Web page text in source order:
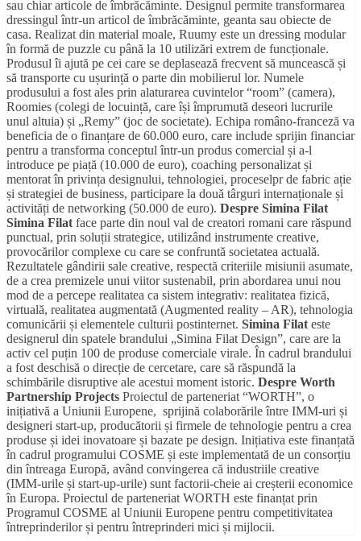
sau chiar articole de îmbrăcăminte. Designul permite transformarea
dressingul într-un articol de îmbrăcăminte, geanta sau obiecte de
casa. Realizat din material moale, Ruumy este un dressing modular
în formă de puzzle cu până la 10 utilizări extrem de funcționale.
Produsul îi ajută pe cei care se deplasează frecvent să muncească și
să transporte cu ușurință o parte din mobilierul lor. Numele
produsului a fost ales prin alaturarea cuvintelor “room” (camera),
Roomies (colegi de locuință, care își împrumută deseori lucrurile
unul altuia) și „Remy” (joc de societate). Echipa româno-franceză va
beneficia de o finanțare de 60.000 euro, care include sprijin financiar
pentru a transforma conceptul într-un produs comercial și a-l
introduce pe piață (10.000 de euro), coaching personalizat și
mentorat în privința designului, tehnologiei, proceselpr de fabric ație
și strategiei de business, participare la două târguri internaționale și
activități de networking (50.000 de euro). Despre Simina Filat
Simina Filat face parte din noul val de creatori romani care răspund
punctual, prin soluții strategice, utilizând instrumente creative,
provocărilor complexe cu care se confruntă societatea actuală.
Rezultatele gândirii sale creative, respectă criteriile misiunii asumate,
de a crea premizele unui viitor sustenabil, prin abordarea unui nou
mod de a percepe realitatea ca sistem integrativ: realitatea fizică,
virtuală, realitatea augmentată (Augmented reality – AR), tehnologia
comunicării și elementele culturii postinternet. Simina Filat este
designerul din spatele brandului „Simina Filat Design”, care are la
activ cel puțin 100 de produse comerciale virale. În cadrul brandului
a fost deschisă o direcție de cercetare, care să răspundă la
schimbările disruptive ale acestui moment istoric. Despre Worth
Partnership Projects Proiectul de parteneriat “WORTH”, o
inițiativă a Uniunii Europene, sprijină colaborările între IMM-uri și
designeri start-up, producătorii și firmele de tehnologie pentru a crea
produse și idei inovatoare și bazate pe design. Inițiativa este finanțată
în cadrul programului COSME și este implementată de un consorțiu
din întreaga Europă, având convingerea că industriile creative
(IMM-urile și start-up-urile) sunt factorii-cheie ai creșterii economice
în Europa. Proiectul de parteneriat WORTH este finanțat prin
Programul COSME al Uniunii Europene pentru competitivitatea
întreprinderilor și pentru întreprinderi mici și mijlocii.